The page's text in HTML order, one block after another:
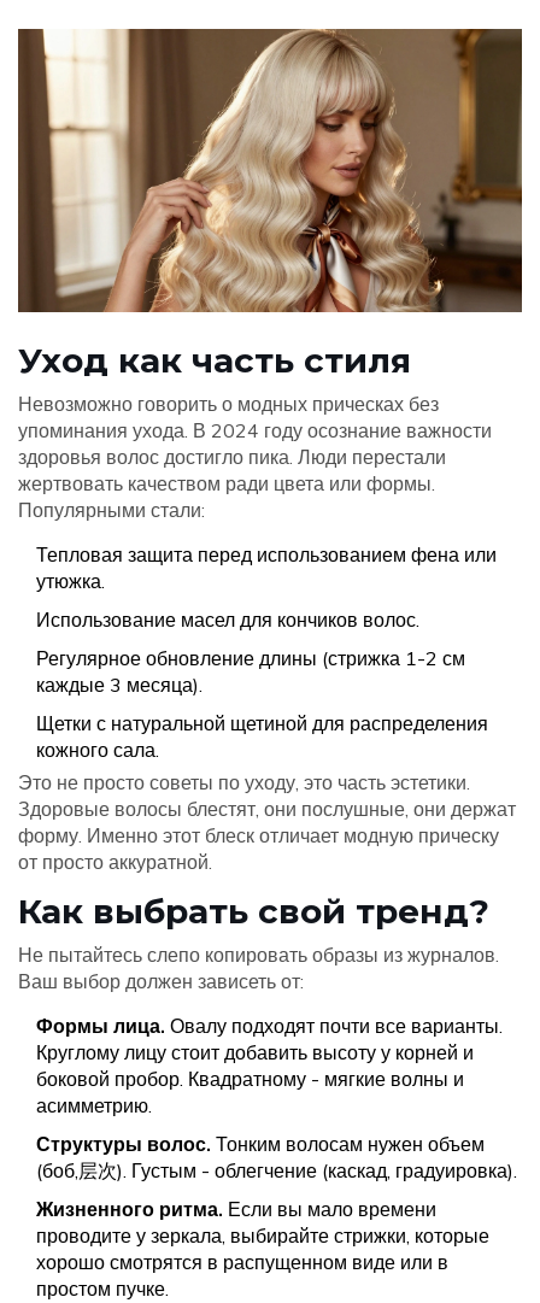
Уход как часть стиля
Невозможно говорить о модных прическах без
упоминания ухода. В 2024 году осознание важности
здоровья волос достигло пика. Люди перестали
жертвовать качеством ради цвета или формы.
Популярными стали:
Тепловая защита перед использованием фена или
утюжка.
Использование масел для кончиков волос.
Регулярное обновление длины (стрижка 1-2 см
каждые 3 месяца).
Щетки с натуральной щетиной для распределения
кожного сала.
Это не просто советы по уходу, это часть эстетики.
Здоровые волосы блестят, они послушные, они держат
форму. Именно этот блеск отличает модную прическу
от просто аккуратной.
Как выбрать свой тренд?
Не пытайтесь слепо копировать образы из журналов.
Ваш выбор должен зависеть от:
Формы лица. Овалу подходят почти все варианты.
Круглому лицу стоит добавить высоту у корней и
боковой пробор. Квадратному - мягкие волны и
асимметрию.
Структуры волос. Тонким волосам нужен объем
(боб,层次). Густым - облегчение (каскад, градуировка).
Жизненного ритма. Если вы мало времени
проводите у зеркала, выбирайте стрижки, которые
хорошо смотрятся в распущенном виде или в
простом пучке.